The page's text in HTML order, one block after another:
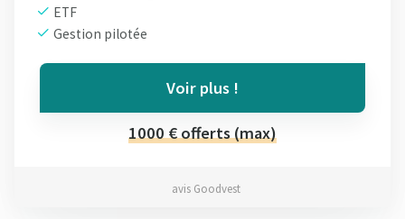
ETF
Gestion pilotée
Voir plus !
1000 € offerts (max)
avis Goodvest